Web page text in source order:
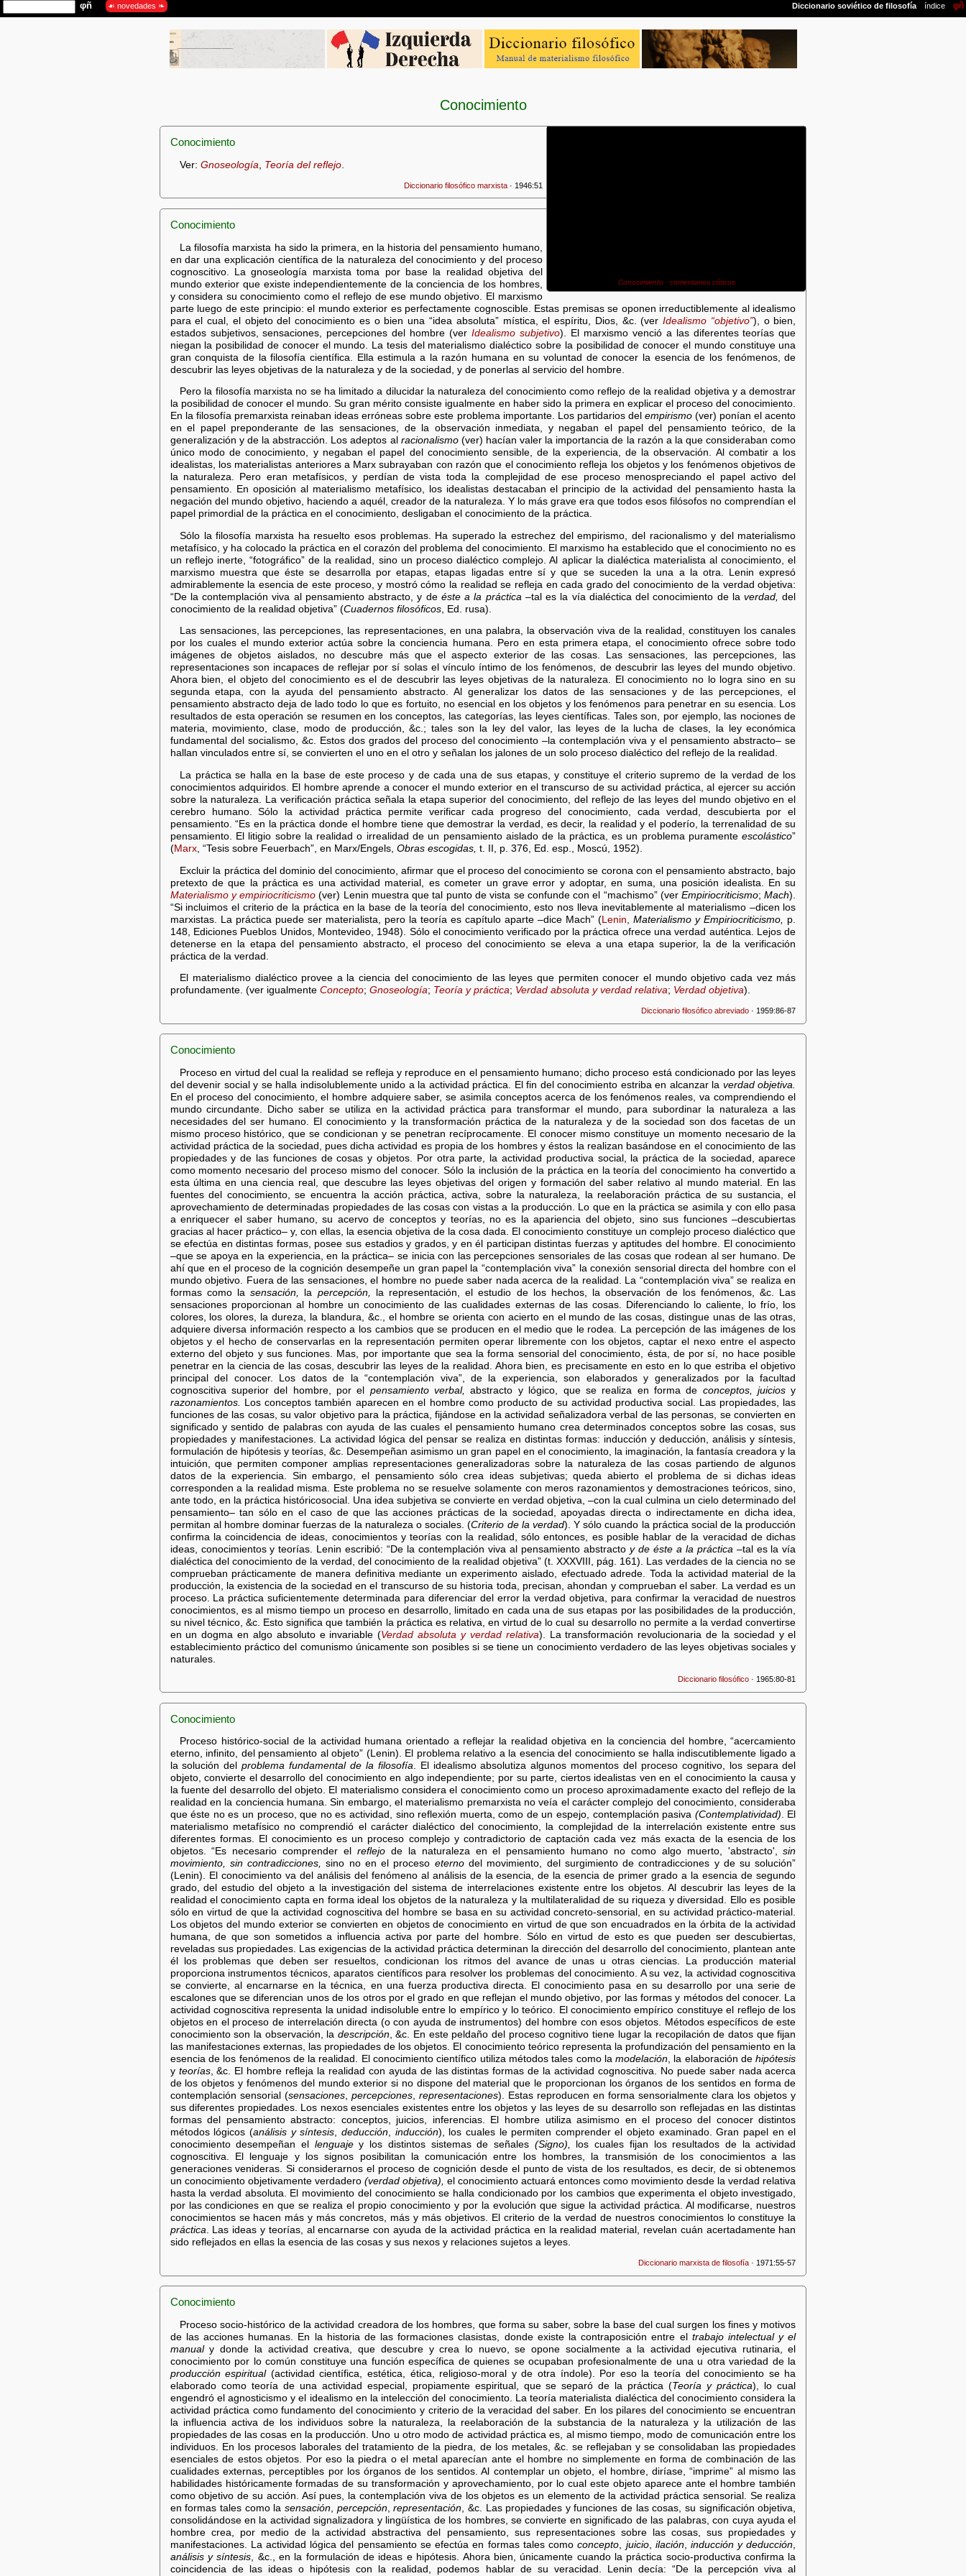
Conocimiento
Conocimiento· comentarios críticos
Conocimiento
Ver:Gnoseología Teoría del reflejo
Diccionario filosófico marxista· 1946:51
Conocimiento
La filosofía marxista ha sido la primera, en la historia del pensamiento humano,
en dar una explicación científica de la naturaleza del conocimiento y del proceso
cognoscitivo. La gnoseología marxista toma por base la realidad objetiva del
mundo exterior que existe independientemente de la conciencia de los hombres,
y considera su conocimiento como el reflejo de ese mundo objetivo. El marxismo
parte luego de este principio: el mundo exterior es perfectamente cognoscible. Estas premisas se oponen irreductiblemente al idealismo
para el cual, el objeto del conocimiento es o bien una “idea absoluta” mística, el espíritu, Dios, &c. (verIdealismo “objetivo”), o bien,
estados subjetivos, sensaciones, percepciones del hombre (verIdealismo subjetivo). El marxismo venció a las diferentes teorías que
niegan la posibilidad de conocer el mundo. La tesis del materialismo dialéctico sobre la posibilidad de conocer el mundo constituye una
gran conquista de la filosofía científica. Ella estimula a la razón humana en su voluntad de conocer la esencia de los fenómenos, de
descubrir las leyes objetivas de la naturaleza y de la sociedad, y de ponerlas al servicio del hombre.
Pero la filosofía marxista no se ha limitado a dilucidar la naturaleza del conocimiento como reflejo de la realidad objetiva y a demostrar
la posibilidad de conocer el mundo. Su gran mérito consiste igualmente en haber sido la primera en explicar el proceso del conocimiento.
En la filosofía premarxista reinaban ideas erróneas sobre este problema importante. Los partidarios delempirismo (ver) ponían el acento
en el papel preponderante de las sensaciones, de la observación inmediata, y negaban el papel del pensamiento teórico, de la
generalización y de la abstracción. Los adeptos al racionalismo(ver) hacían valer la importancia de la razón a la que consideraban como
único modo de conocimiento, y negaban el papel del conocimiento sensible, de la experiencia, de la observación. Al combatir a los
idealistas, los materialistas anteriores a Marx subrayaban con razón que el conocimiento refleja los objetos y los fenómenos objetivos de
la naturaleza. Pero eran metafísicos, y perdían de vista toda la complejidad de ese proceso menospreciando el papel activo del
pensamiento. En oposición al materialismo metafísico, los idealistas destacaban el principio de la actividad del pensamiento hasta la
negación del mundo objetivo, haciendo a aquél, creador de la naturaleza. Y lo más grave era que todos esos filósofos no comprendían el
papel primordial de la práctica en el conocimiento, desligaban el conocimiento de la práctica.
Sólo la filosofía marxista ha resuelto esos problemas. Ha superado la estrechez del empirismo, del racionalismo y del materialismo
metafísico, y ha colocado la práctica en el corazón del problema del conocimiento. El marxismo ha establecido que el conocimiento no es
un reflejo inerte, “fotográfico” de la realidad, sino un proceso dialéctico complejo. Al aplicar la dialéctica materialista al conocimiento, el
marxismo muestra que éste se desarrolla por etapas, etapas ligadas entre sí y que se suceden la una a la otra. Lenin expresó
admirablemente la esencia de este proceso, y mostró cómo la realidad se refleja en cada grado del conocimiento de la verdad objetiva:
“De la contemplación viva al pensamiento abstracto, y de éste a la práctica –tal es la vía dialéctica del conocimiento de laverdad, del
conocimiento de la realidad objetiva” (Cuadernos filosóficos, Ed. rusa).
Las sensaciones, las percepciones, las representaciones, en una palabra, la observación viva de la realidad, constituyen los canales
por los cuales el mundo exterior actúa sobre la conciencia humana. Pero en esta primera etapa, el conocimiento ofrece sobre todo
imágenes de objetos aislados, no descubre más que el aspecto exterior de las cosas. Las sensaciones, las percepciones, las
representaciones son incapaces de reflejar por sí solas el vínculo íntimo de los fenómenos, de descubrir las leyes del mundo objetivo.
Ahora bien, el objeto del conocimiento es el de descubrir las leyes objetivas de la naturaleza. El conocimiento no lo logra sino en su
segunda etapa, con la ayuda del pensamiento abstracto. Al generalizar los datos de las sensaciones y de las percepciones, el
pensamiento abstracto deja de lado todo lo que es fortuito, no esencial en los objetos y los fenómenos para penetrar en su esencia. Los
resultados de esta operación se resumen en los conceptos, las categorías, las leyes científicas. Tales son, por ejemplo, las nociones de
materia, movimiento, clase, modo de producción, &c.; tales son la ley del valor, las leyes de la lucha de clases, la ley económica
fundamental del socialismo, &c. Estos dos grados del proceso del conocimiento –la contemplación viva y el pensamiento abstracto– se
hallan vinculados entre sí, se convierten el uno en el otro y señalan los jalones de un solo proceso dialéctico del reflejo de la realidad.
La práctica se halla en la base de este proceso y de cada una de sus etapas, y constituye el criterio supremo de la verdad de los
conocimientos adquiridos. El hombre aprende a conocer el mundo exterior en el transcurso de su actividad práctica, al ejercer su acción
sobre la naturaleza. La verificación práctica señala la etapa superior del conocimiento, del reflejo de las leyes del mundo objetivo en el
cerebro humano. Sólo la actividad práctica permite verificar cada progreso del conocimiento, cada verdad, descubierta por el
pensamiento. “Es en la práctica donde el hombre tiene que demostrar la verdad, es decir, la realidad y el poderío, la terrenalidad de su
pensamiento. El litigio sobre la realidad o irrealidad de un pensamiento aislado de la práctica, es un problema puramenteescolástico”
(Marx, “Tesis sobre Feuerbach”, en Marx/Engels, Obras escogidas, t. II, p. 376, Ed. esp., Moscú, 1952).
Excluir la práctica del dominio del conocimiento, afirmar que el proceso del conocimiento se corona con el pensamiento abstracto, bajo
pretexto de que la práctica es una actividad material, es cometer un grave error y adoptar, en suma, una posición idealista. En su
Materialismo y empiriocriticismo (ver) Lenin muestra que tal punto de vista se confunde con el “machismo” (verEmpiriocriticismo;Mach).
“Si incluimos el criterio de la práctica en la base de la teoría del conocimiento, esto nos lleva inevitablemente al materialismo –dicen los
marxistas. La práctica puede ser materialista, pero la teoría es capítulo aparte –dice Mach” (Lenin ,Materialismo y Empiriocriticismo,
p.
148, Ediciones Pueblos Unidos, Montevideo, 1948). Sólo el conocimiento verificado por la práctica ofrece una verdad auténtica. Lejos de
detenerse en la etapa del pensamiento abstracto, el proceso del conocimiento se eleva a una etapa superior, la de la verificación
práctica de la verdad.
El materialismo dialéctico provee a la ciencia del conocimiento de las leyes que permiten conocer el mundo objetivo cada vez más
profundamente. (ver igualmente Concepto; Gnoseología; Teoría y práctica; Verdad absoluta y verdad relativa; Verdad objetiva).
Diccionario filosófico abreviado · 1959:86-87
Conocimiento
Proceso en virtud del cual la realidad se refleja y reproduce en el pensamiento humano; dicho proceso está condicionado por las leyes
del devenir social y se halla indisolublemente unido a la actividad práctica. El fin del conocimiento estriba en alcanzar la verdad objetiva.
En el proceso del conocimiento, el hombre adquiere saber, se asimila conceptos acerca de los fenómenos reales, va comprendiendo el
mundo circundante. Dicho saber se utiliza en la actividad práctica para transformar el mundo, para subordinar la naturaleza a las
necesidades del ser humano. El conocimiento y la transformación práctica de la naturaleza y de la sociedad son dos facetas de un
mismo proceso histórico, que se condicionan y se penetran recíprocamente. El conocer mismo constituye un momento necesario de la
actividad práctica de la sociedad, pues dicha actividad es propia de los hombres y éstos la realizan basándose en el conocimiento de las
propiedades y de las funciones de cosas y objetos. Por otra parte, la actividad productiva social, la práctica de la sociedad, aparece
como momento necesario del proceso mismo del conocer. Sólo la inclusión de la práctica en la teoría del conocimiento ha convertido a
esta última en una ciencia real, que descubre las leyes objetivas del origen y formación del saber relativo al mundo material. En las
fuentes del conocimiento, se encuentra la acción práctica, activa, sobre la naturaleza, la reelaboración práctica de su sustancia, el
aprovechamiento de determinadas propiedades de las cosas con vistas a la producción. Lo que en la práctica se asimila y con ello pasa
a enriquecer el saber humano, su acervo de conceptos y teorías, no es la apariencia del objeto, sino sus funciones –descubiertas
gracias al hacer práctico– y, con ellas, la esencia objetiva de la cosa dada. El conocimiento constituye un complejo proceso dialéctico que
se efectúa en distintas formas, posee sus estadios y grados, y en él participan distintas fuerzas y aptitudes del hombre. El conocimiento
–que se apoya en la experiencia, en la práctica– se inicia con las percepciones sensoriales de las cosas que rodean al ser humano. De
ahí que en el proceso de la cognición desempeñe un gran papel la “contemplación viva” la conexión sensorial directa del hombre con el
mundo objetivo. Fuera de las sensaciones, el hombre no puede saber nada acerca de la realidad. La “contemplación viva” se realiza en
formas como lasensación, la percepción,
la representación, el estudio de los hechos, la observación de los fenómenos, &c. Las
sensaciones proporcionan al hombre un conocimiento de las cualidades externas de las cosas. Diferenciando lo caliente, lo frío, los
colores, los olores, la dureza, la blandura, &c., el hombre se orienta con acierto en el mundo de las cosas, distingue unas de las otras,
adquiere diversa información respecto a los cambios que se producen en el medio que le rodea. La percepción de las imágenes de los
objetos y el hecho de conservarlas en la representación permiten operar libremente con los objetos, captar el nexo entre el aspecto
externo del objeto y sus funciones. Mas, por importante que sea la forma sensorial del conocimiento, ésta, de por sí, no hace posible
penetrar en la ciencia de las cosas, descubrir las leyes de la realidad. Ahora bien, es precisamente en esto en lo que estriba el objetivo
principal del conocer. Los datos de la “contemplación viva”, de la experiencia, son elaborados y generalizados por la facultad
cognoscitiva superior del hombre, por el pensamiento verbal, abstracto y lógico, que se realiza en forma de conceptos, juicios y
razonamientos.
Los conceptos también aparecen en el hombre como producto de su actividad productiva social. Las propiedades, las
funciones de las cosas, su valor objetivo para la práctica, fijándose en la actividad señalizadora verbal de las personas, se convierten en
significado y sentido de palabras con ayuda de las cuales el pensamiento humano crea determinados conceptos sobre las cosas, sus
propiedades y manifestaciones. La actividad lógica del pensar se realiza en distintas formas: inducción y deducción, análisis y síntesis,
formulación de hipótesis y teorías, &c. Desempeñan asimismo un gran papel en el conocimiento, la imaginación, la fantasía creadora y la
intuición, que permiten componer amplias representaciones generalizadoras sobre la naturaleza de las cosas partiendo de algunos
datos de la experiencia. Sin embargo, el pensamiento sólo crea ideas subjetivas; queda abierto el problema de si dichas ideas
corresponden a la realidad misma. Este problema no se resuelve solamente con meros razonamientos y demostraciones teóricos, sino,
ante todo, en la práctica históricosocial. Una idea subjetiva se convierte en verdad objetiva, –con la cual culmina un cielo determinado del
pensamiento– tan sólo en el caso de que las acciones prácticas de la sociedad, apoyadas directa o indirectamente en dicha idea,
permitan al hombre dominar fuerzas de la naturaleza o sociales. (Criterio de la verdad). Y sólo cuando la práctica social de la producción
confirma la coincidencia de ideas, conocimientos y teorías con la realidad, sólo entonces, es posible hablar de la veracidad de dichas
ideas, conocimientos y teorías. Lenin escribió: “De la contemplación viva al pensamiento abstracto y de éste a la práctica –tal es la vía
dialéctica del conocimiento de la verdad, del conocimiento de la realidad objetiva” (t. XXXVIII, pág. 161). Las verdades de la ciencia no se
comprueban prácticamente de manera definitiva mediante un experimento aislado, efectuado adrede. Toda la actividad material de la
producción, la existencia de la sociedad en el transcurso de su historia toda, precisan, ahondan y comprueban el saber. La verdad es un
proceso. La práctica suficientemente determinada para diferenciar del error la verdad objetiva, para confirmar la veracidad de nuestros
conocimientos, es al mismo tiempo un proceso en desarrollo, limitado en cada una de sus etapas por las posibilidades de la producción,
su nivel técnico, &c. Esto significa que también la práctica es relativa, en virtud de lo cual su desarrollo no permite a la verdad convertirse
en un dogma en algo absoluto e invariable (Verdad absoluta y verdad relativa). La transformación revolucionaria de la sociedad y el
establecimiento práctico del comunismo únicamente son posibles si se tiene un conocimiento verdadero de las leyes objetivas sociales y
naturales.
Diccionario filosófico · 1965:80-81
Conocimiento
Proceso histórico-social de la actividad humana orientado a reflejar la realidad objetiva en la conciencia del hombre, “acercamiento
eterno, infinito, del pensamiento al objeto” (Lenin). El problema relativo a la esencia del conocimiento se halla indiscutiblemente ligado a
la solución delproblema fundamental de la filosofía. El idealismo absolutiza algunos momentos del proceso cognitivo, los separa del
objeto, convierte el desarrollo del conocimiento en algo independiente; por su parte, ciertos idealistas ven en el conocimiento la causa y
la fuente del desarrollo del objeto. El materialismo considera el conocimiento como un proceso aproximadamente exacto del reflejo de la
realidad en la conciencia humana. Sin embargo, el materialismo premarxista no veía el carácter complejo del conocimiento, consideraba
que éste no es un proceso, que no es actividad, sino reflexión muerta, como de un espejo, contemplación pasiva (Contemplatividad). El
materialismo metafísico no comprendió el carácter dialéctico del conocimiento, la complejidad de la interrelación existente entre sus
diferentes formas. El conocimiento es un proceso complejo y contradictorio de captación cada vez más exacta de la esencia de los
objetos. “Es necesario comprender el reflejo de la naturaleza en el pensamiento humano no como algo muerto, 'abstracto',sin
movimiento, sin contradicciones, sino no en el proceso eternodel movimiento, del surgimiento de contradicciones y de su solución”
(Lenin). El conocimiento va del análisis del fenómeno al análisis de la esencia, de la esencia de primer grado a la esencia de segundo
grado, del estudio del objeto a la investigación del sistema de interrelaciones existente entre los objetos. Al descubrir las leyes de la
realidad el conocimiento capta en forma ideal los objetos de la naturaleza y la multilateralidad de su riqueza y diversidad. Ello es posible
sólo en virtud de que la actividad cognoscitiva del hombre se basa en su actividad concreto-sensorial, en su actividad práctico-material.
Los objetos del mundo exterior se convierten en objetos de conocimiento en virtud de que son encuadrados en la órbita de la actividad
humana, de que son sometidos a influencia activa por parte del hombre. Sólo en virtud de esto es que pueden ser descubiertas,
reveladas sus propiedades. Las exigencias de la actividad práctica determinan la dirección del desarrollo del conocimiento, plantean ante
él los problemas que deben ser resueltos, condicionan los ritmos del avance de unas u otras ciencias. La producción material
proporciona instrumentos técnicos, aparatos científicos para resolver los problemas del conocimiento. A su vez, la actividad cognoscitiva
se convierte, al encarnarse en la técnica, en una fuerza productiva directa. El conocimiento pasa en su desarrollo por una serie de
escalones que se diferencian unos de los otros por el grado en que reflejan el mundo objetivo, por las formas y métodos del conocer. La
actividad cognoscitiva representa la unidad indisoluble entre lo empírico y lo teórico. El conocimiento empírico constituye el reflejo de los
objetos en el proceso de interrelación directa (o con ayuda de instrumentos) del hombre con esos objetos. Métodos específicos de este
conocimiento son la observación, la descripción, &c. En este peldaño del proceso cognitivo tiene lugar la recopilación de datos que fijan
las manifestaciones externas, las propiedades de los objetos. El conocimiento teórico representa la profundización del pensamiento en la
esencia de los fenómenos de la realidad. El conocimiento científico utiliza métodos tales como lamodelación, la elaboración dehipótesis
y teorías, &c. El hombre refleja la realidad con ayuda de las distintas formas de la actividad cognoscitiva. No puede saber nada acerca
de los objetos y fenómenos del mundo exterior si no dispone del material que le proporcionan los órganos de los sentidos en forma de
contemplación sensorial (sensaciones, percepciones, representaciones). Estas reproducen en forma sensorialmente clara los objetos y
sus diferentes propiedades. Los nexos esenciales existentes entre los objetos y las leyes de su desarrollo son reflejadas en las distintas
formas del pensamiento abstracto: conceptos, juicios, inferencias. El hombre utiliza asimismo en el proceso del conocer distintos
métodos lógicos (análisis y síntesis, deducción, inducción), los cuales le permiten comprender el objeto examinado. Gran papel en el
conocimiento desempeñan el lenguajey los distintos sistemas de señales (Signo), los cuales fijan los resultados de la actividad
cognoscitiva. El lenguaje y los signos posibilitan la comunicación entre los hombres, la transmisión de los conocimientos a las
generaciones venideras. Si considerarnos el proceso de cognición desde el punto de vista de los resultados, es decir, de si obtenemos
un conocimiento objetivamente verdadero (verdad objetiva), el conocimiento actuará entonces como movimiento desde la verdad relativa
hasta la verdad absoluta. El movimiento del conocimiento se halla condicionado por los cambios que experimenta el objeto investigado,
por las condiciones en que se realiza el propio conocimiento y por la evolución que sigue la actividad práctica. Al modificarse, nuestros
conocimientos se hacen más y más concretos, más y más objetivos. El criterio de la verdad de nuestros conocimientos lo constituye la
práctica. Las ideas y teorías, al encarnarse con ayuda de la actividad práctica en la realidad material, revelan cuán acertadamente han
sido reflejados en ellas la esencia de las cosas y sus nexos y relaciones sujetos a leyes.
Diccionario marxista de filosofía · 1971:55-57
Conocimiento
Proceso socio-histórico de la actividad creadora de los hombres, que forma su saber, sobre la base del cual surgen los fines y motivos
de las acciones humanas. En la historia de las formaciones clasistas, donde existe la contraposición entre el trabajo intelectual y el
manualy donde la actividad creativa, que descubre y crea lo nuevo, se opone socialmente a la actividad ejecutiva rutinaria, el
conocimiento por lo común constituye una función específica de quienes se ocupaban profesionalmente de una u otra variedad de la
producción espiritual(actividad científica, estética, ética, religioso-moral y de otra índole). Por eso la teoría del conocimiento se ha
elaborado como teoría de una actividad especial, propiamente espiritual, que se separó de la práctica (Teoría y práctica), lo cual
engendró el agnosticismo y el idealismo en la intelección del conocimiento. La teoría materialista dialéctica del conocimiento considera la
actividad práctica como fundamento del conocimiento y criterio de la veracidad del saber. En los pilares del conocimiento se encuentran
la influencia activa de los individuos sobre la naturaleza, la reelaboración de la substancia de la naturaleza y la utilización de las
propiedades de las cosas en la producción. Uno u otro modo de actividad práctica es, al mismo tiempo, modo de comunicación entre los
individuos. En los procesos laborales del tratamiento de la piedra, de los metales, &c. se reflejaban y se consolidaban las propiedades
esenciales de estos objetos. Por eso la piedra o el metal aparecían ante el hombre no simplemente en forma de combinación de las
cualidades externas, perceptibles por los órganos de los sentidos. Al contemplar un objeto, el hombre, diríase, “imprime” al mismo las
habilidades históricamente formadas de su transformación y aprovechamiento, por lo cual este objeto aparece ante el hombre también
como objetivo de su acción. Así pues, la contemplación viva de los objetos es un elemento de la actividad práctica sensorial. Se realiza
en formas tales como la sensación, percepción,representación , &c. Las propiedades y funciones de las cosas, su significación objetiva,
consolidándose en la actividad signalizadora y lingüística de los hombres, se convierte en significado de las palabras, con cuya ayuda el
hombre crea, por medio de la actividad abstractiva del pensamiento, sus representaciones sobre las cosas, sus propiedades y
manifestaciones. La actividad lógica del pensamiento se efectúa en formas tales comoconcepto juicio, ilación, inducción y deducción
análisis y síntesis , &c., en la formulación de ideas e hipótesis. Ahora bien, únicamente cuando la práctica socio-productiva confirma la
coincidencia de las ideas o hipótesis con la realidad, podemos hablar de su veracidad. Lenin decía: “De la percepción viva al